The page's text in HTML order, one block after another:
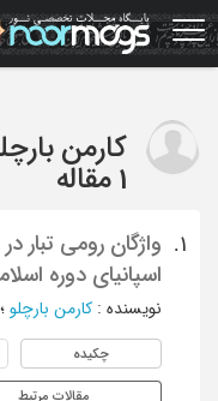
Skip
to
main
کارمن
1 مقاله
1.
واژگان رومی تبار
اسپانیای دوره
نویسنده : کارمن بارچلو ؛
چکیده
مقالات مرتبط